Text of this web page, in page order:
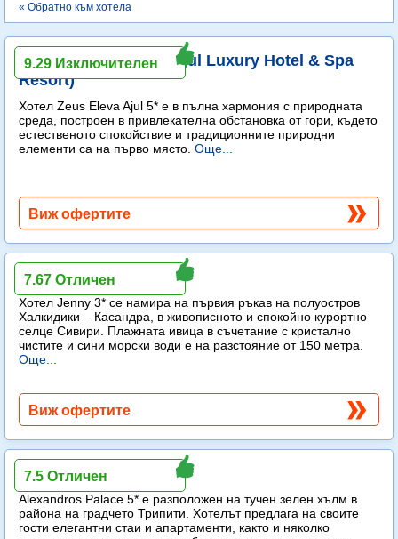
« Обратно към хотела
Zeus Eleva Ajul (ex. Ajul Luxury Hotel & Spa
Resort)
Хотел Zeus Eleva Ajul 5* е в пълна хармония с природната
среда, построен в привлекателна обстановка от гори, където
естественото спокойствие и традиционните природни
елементи са на първо място. Още...
9.29 Изключителен
Виж офертите
Jenny
Хотел Jenny 3* се намира на първия ръкав на полуостров
Халкидики – Касандра, в живописното и спокойно курортно
селце Сивири. Плажната ивица в съчетание с кристално
чистите и сини морски води е на разстояние от 150 метра.
Още...
7.67 Отличен
Виж офертите
Alexandros Palace
Alexandros Palace 5* e разположен на тучен зелен хълм в
района на градчето Трипити. Хотелът предлага на своите
гости елегантни стаи и апартаменти, както и няколко
7.5 Отличен